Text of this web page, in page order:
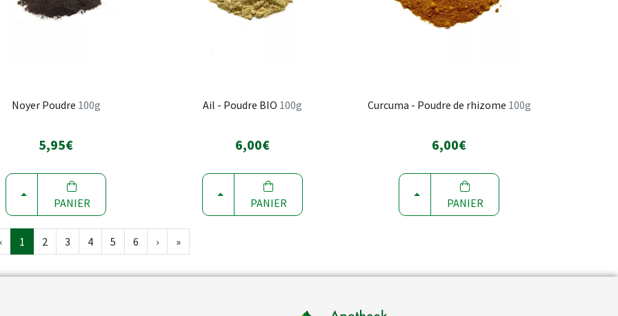
Noyer Poudre 100g
5,95€
CHOISIR
PANIER
Ail - Poudre BIO 100g
6,00€
CHOISIR
PANIER
Curcuma - Poudre de rhizome 100g
6,00€
CHOISIR
PANIER
‹ 1 2 3 4 5 6 › »